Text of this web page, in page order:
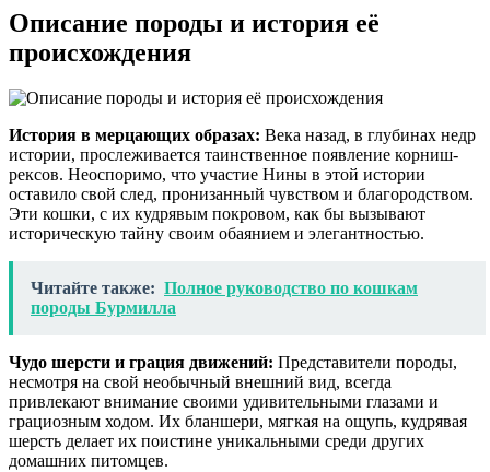
Описание породы и история её
происхождения
История в мерцающих образах: Века назад, в глубинах недр
истории, прослеживается таинственное появление корниш-
рексов. Неоспоримо, что участие Нины в этой истории
оставило свой след, пронизанный чувством и благородством.
Эти кошки, с их кудрявым покровом, как бы вызывают
историческую тайну своим обаянием и элегантностью.
Читайте также: Полное руководство по кошкам
породы Бурмилла
Чудо шерсти и грация движений: Представители породы,
несмотря на свой необычный внешний вид, всегда
привлекают внимание своими удивительными глазами и
грациозным ходом. Их бланшери, мягкая на ощупь, кудрявая
шерсть делает их поистине уникальными среди других
домашних питомцев.